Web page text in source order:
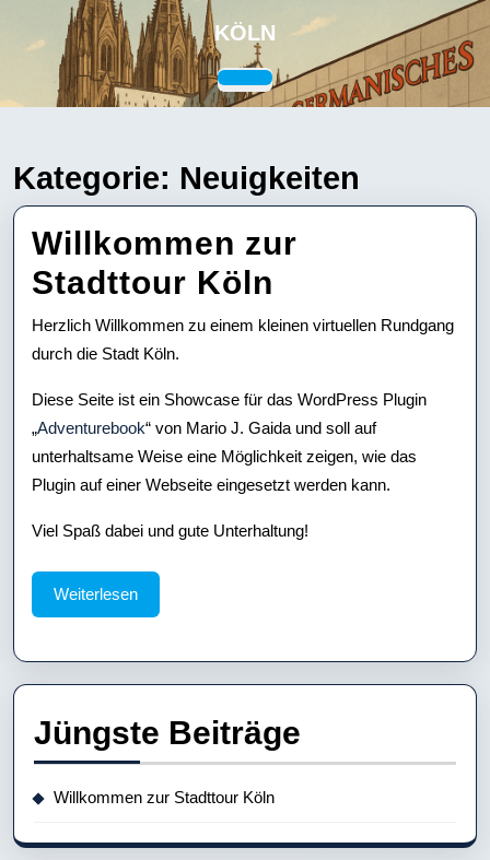
KÖLN
Open
Button
Kategorie: Neuigkeiten
Willkommen zur
Stadttour Köln
zur
Köln
Herzlich Willkommen zu einem kleinen virtuellen Rundgang
durch die Stadt Köln.
Diese Seite ist ein Showcase für das WordPress Plugin
„Adventurebook“ von Mario J. Gaida und soll auf
unterhaltsame Weise eine Möglichkeit zeigen, wie das
Plugin auf einer Webseite eingesetzt werden kann.
Viel Spaß dabei und gute Unterhaltung!
WeiterlesenWeiterlesen
Jüngste Beiträge
Willkommen zur Stadttour Köln